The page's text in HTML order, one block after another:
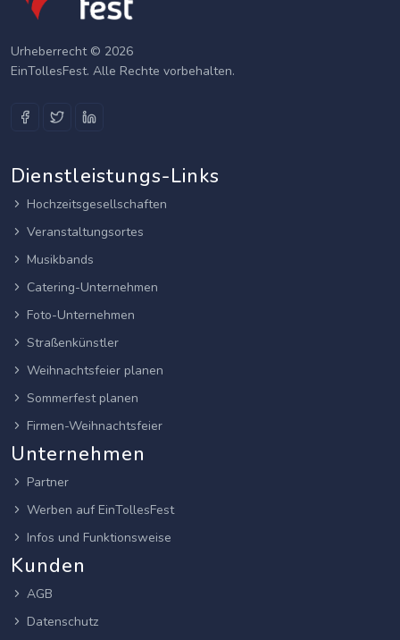
Urheberrecht © 2026
EinTollesFest. Alle Rechte vorbehalten.
Dienstleistungs-Links
Hochzeitsgesellschaften
Veranstaltungsortes
Musikbands
Catering-Unternehmen
Foto-Unternehmen
Straßenkünstler
Weihnachtsfeier planen
Sommerfest planen
Firmen-Weihnachtsfeier
Unternehmen
Partner
Werben auf EinTollesFest
Infos und Funktionsweise
Kunden
AGB
Datenschutz